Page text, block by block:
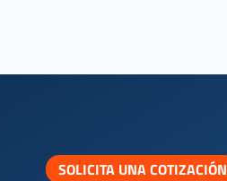
SOLICITA UNA COTIZACIÓN